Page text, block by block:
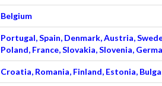
Belgium
Portugal, Spain, Denmark, Austria,
Poland, France, Slovakia, Slovenia,
Croatia, Romania, Finland, Estonia,